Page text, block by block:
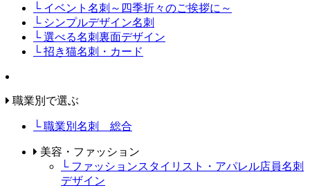
└ イベント名刺～四季折々のご挨拶に～
└ シンプルデザイン名刺
└ 選べる名刺裏面デザイン
└ 招き猫名刺・カード
職業別で選ぶ
└ 職業別名刺 総合
美容・ファッション
└ ファッションスタイリスト・アパレル店員名刺
デザイン